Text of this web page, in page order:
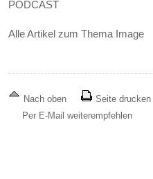
PODCAST
Alle Artikel zum Thema Image
Nach oben
Seite drucken
Per E-Mail weiterempfehlen